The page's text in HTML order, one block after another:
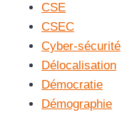
CSE
CSEC
Cyber-sécurité
Délocalisation
Démocratie
Démographie